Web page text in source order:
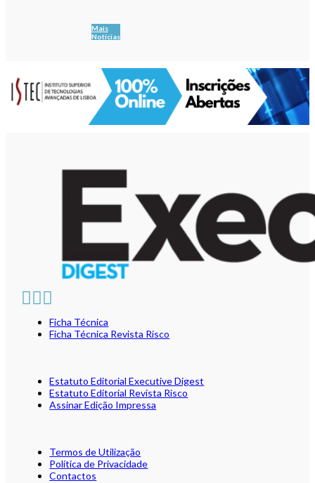
Mais
Notícias
Ficha Técnica
Ficha Técnica Revista Risco
Estatuto Editorial Executive Digest
Estatuto Editorial Revista Risco
Assinar Edição Impressa
Termos de Utilização
Política de Privacidade
Contactos